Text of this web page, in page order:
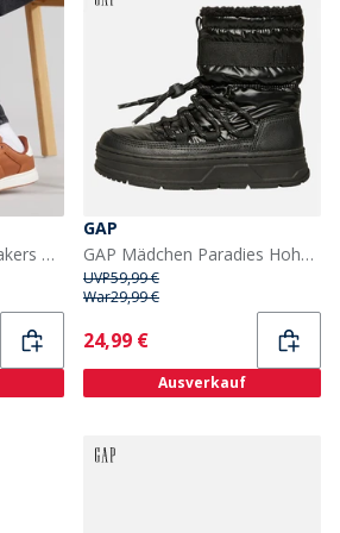
Levi's Junior Piper Sneakers Cognac 0241
GAP
GAP Mädchen Paradies Hohe Schnürschuhe Schneestiefel Schwarz
UVP59,99 €
War29,99 €
Current
24,99 €
Ausverkauf